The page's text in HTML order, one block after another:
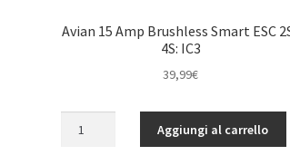
Avian 15 Amp Brushless Smart ESC
4S: IC3
39,99€
Aggiungi al carrello